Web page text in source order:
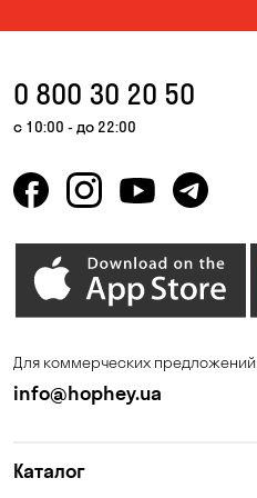
0 800 30 20 50
с 10:00 - до 22:00
Для коммерческих предложений
info@hophey.ua
Каталог